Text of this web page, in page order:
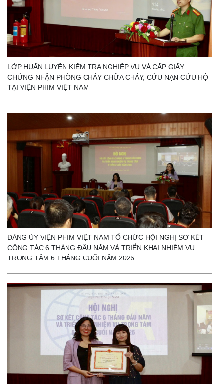
LỚP HUẤN LUYỆN KIỂM TRA NGHIỆP VỤ VÀ CẤP GIẤY
CHỨNG NHẬN PHÒNG CHÁY CHỮA CHÁY, CỨU NẠN CỨU HỘ
TẠI VIỆN PHIM VIỆT NAM
ĐẢNG ỦY VIỆN PHIM VIỆT NAM TỔ CHỨC HỘI NGHỊ SƠ KẾT
CÔNG TÁC 6 THÁNG ĐẦU NĂM VÀ TRIỂN KHAI NHIỆM VỤ
TRỌNG TÂM 6 THÁNG CUỐI NĂM 2026